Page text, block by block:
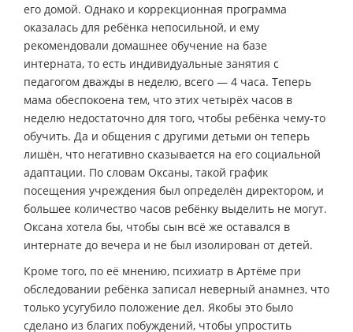
его домой. Однако и коррекционная программа
оказалась для ребёнка непосильной, и ему
рекомендовали домашнее обучение на базе
интерната, то есть индивидуальные занятия с
педагогом дважды в неделю, всего — 4 часа. Теперь
мама обеспокоена тем, что этих четырёх часов в
неделю недостаточно для того, чтобы ребёнка чему-то
обучить. Да и общения с другими детьми он теперь
лишён, что негативно сказывается на его социальной
адаптации. По словам Оксаны, такой график
посещения учреждения был определён директором, и
большее количество часов ребёнку выделить не могут.
Оксана хотела бы, чтобы сын всё же оставался в
интернате до вечера и не был изолирован от детей.
Кроме того, по её мнению, психиатр в Артёме при
обследовании ребёнка записал неверный анамнез, что
только усугубило положение дел. Якобы это было
сделано из благих побуждений, чтобы упростить